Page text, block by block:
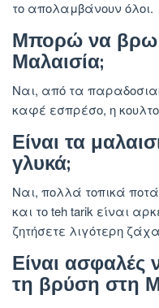
το απολαμβάνουν όλοι.
Μπορώ να βρω
Μαλαισία;
Ναι, από τα
καφέ εσπρέσο, η
Είναι τα
γλυκά;
Ναι, πολλά τοπικά ποτά
και το teh tarik είναι
ζητήσετε λιγότερη
Είναι ασφαλές
τη βρύση στη